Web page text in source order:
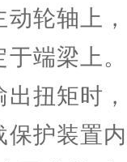
轮轴上
于端梁上
出扭矩时
保护装置